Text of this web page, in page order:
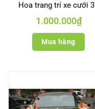
Hoa trang trí xe cưới
1.000.000₫
Mua hàng